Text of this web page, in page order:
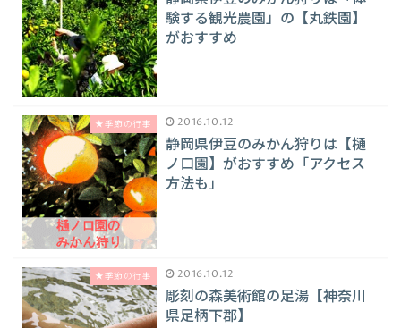
験する観光農園」の【丸鉄園】
がおすすめ
★季節の行事 2016.10.12
静岡県伊豆のみかん狩りは【樋
ノ口園】がおすすめ「アクセス
方法も」
★季節の行事 2016.10.12
彫刻の森美術館の足湯【神奈川
県足柄下郡】